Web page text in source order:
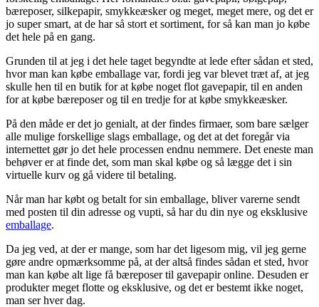
bæreposer, silkepapir, smykkeæsker og meget, meget mere, og det er
jo super smart, at de har så stort et sortiment, for så kan man jo købe
det hele på en gang.
Grunden til at jeg i det hele taget begyndte at lede efter sådan et sted,
hvor man kan købe emballage var, fordi jeg var blevet træt af, at jeg
skulle hen til en butik for at købe noget flot gavepapir, til en anden
for at købe bæreposer og til en tredje for at købe smykkeæsker.
På den måde er det jo genialt, at der findes firmaer, som bare sælger
alle mulige forskellige slags emballage, og det at det foregår via
internettet gør jo det hele processen endnu nemmere. Det eneste man
behøver er at finde det, som man skal købe og så lægge det i sin
virtuelle kurv og gå videre til betaling.
Når man har købt og betalt for sin emballage, bliver varerne sendt
med posten til din adresse og vupti, så har du din nye og eksklusive
emballage.
Da jeg ved, at der er mange, som har det ligesom mig, vil jeg gerne
gøre andre opmærksomme på, at der altså findes sådan et sted, hvor
man kan købe alt lige få bæreposer til gavepapir online. Desuden er
produkter meget flotte og eksklusive, og det er bestemt ikke noget,
man ser hver dag.